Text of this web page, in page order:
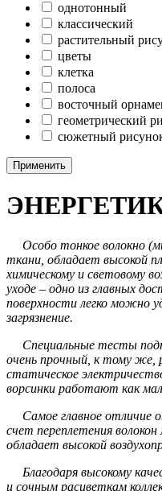
однотонный
классический
растительный
цветы
клетка
полоса
восточный
геометрический
сюжетный
Применить
Особо тонкое волокно
ткани, обладает высокой
химическому и световому
уходе – одно из главных
поверхности легко можно
загрязнение.
Специальные тесты
очень прочный, к тому же,
статическое
ворсинки работают как
Самое главное отличие
счет переплетения
обладает высокой
Благодаря высокому
и сочным расцветкам